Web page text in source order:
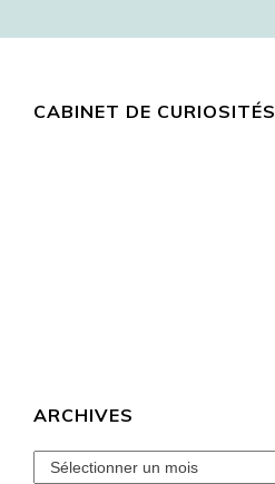
CABINET DE CURIOSITÉS
ARCHIVES
archives